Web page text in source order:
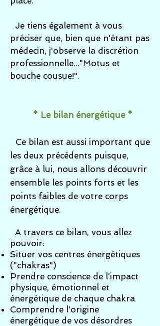
Je tiens également à vous
préciser que, bien que n'étant pas
médecin, j'observe la discrétion
professionnelle..."Motus et
bouche cousue!".
* Le bilan énergétique *
Ce bilan est aussi important que
les deux précédents puisque,
grâce à lui, nous allons découvrir
ensemble les points forts et les
points faibles de votre corps
énergétique.
A travers ce bilan, vous allez
pouvoir:
Situer vos centres énergétiques
("chakras")
Prendre conscience de l'impact
physique, émotionnel et
énergétique de chaque chakra
Comprendre l'origine
énergétique de vos désordres